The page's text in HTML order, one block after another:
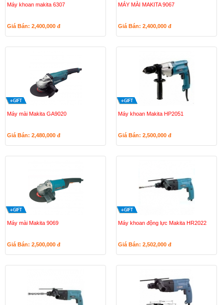
Máy khoan makita 6307
Giá Bán: 2,400,000 đ
MÁY MÀI MAKITA 9067
Giá Bán: 2,400,000 đ
Máy mài Makita GA9020
Giá Bán: 2,480,000 đ
Máy khoan Makita HP2051
Giá Bán: 2,500,000 đ
Máy mài Makita 9069
Giá Bán: 2,500,000 đ
Máy khoan động lực Makita HR2022
Giá Bán: 2,502,000 đ